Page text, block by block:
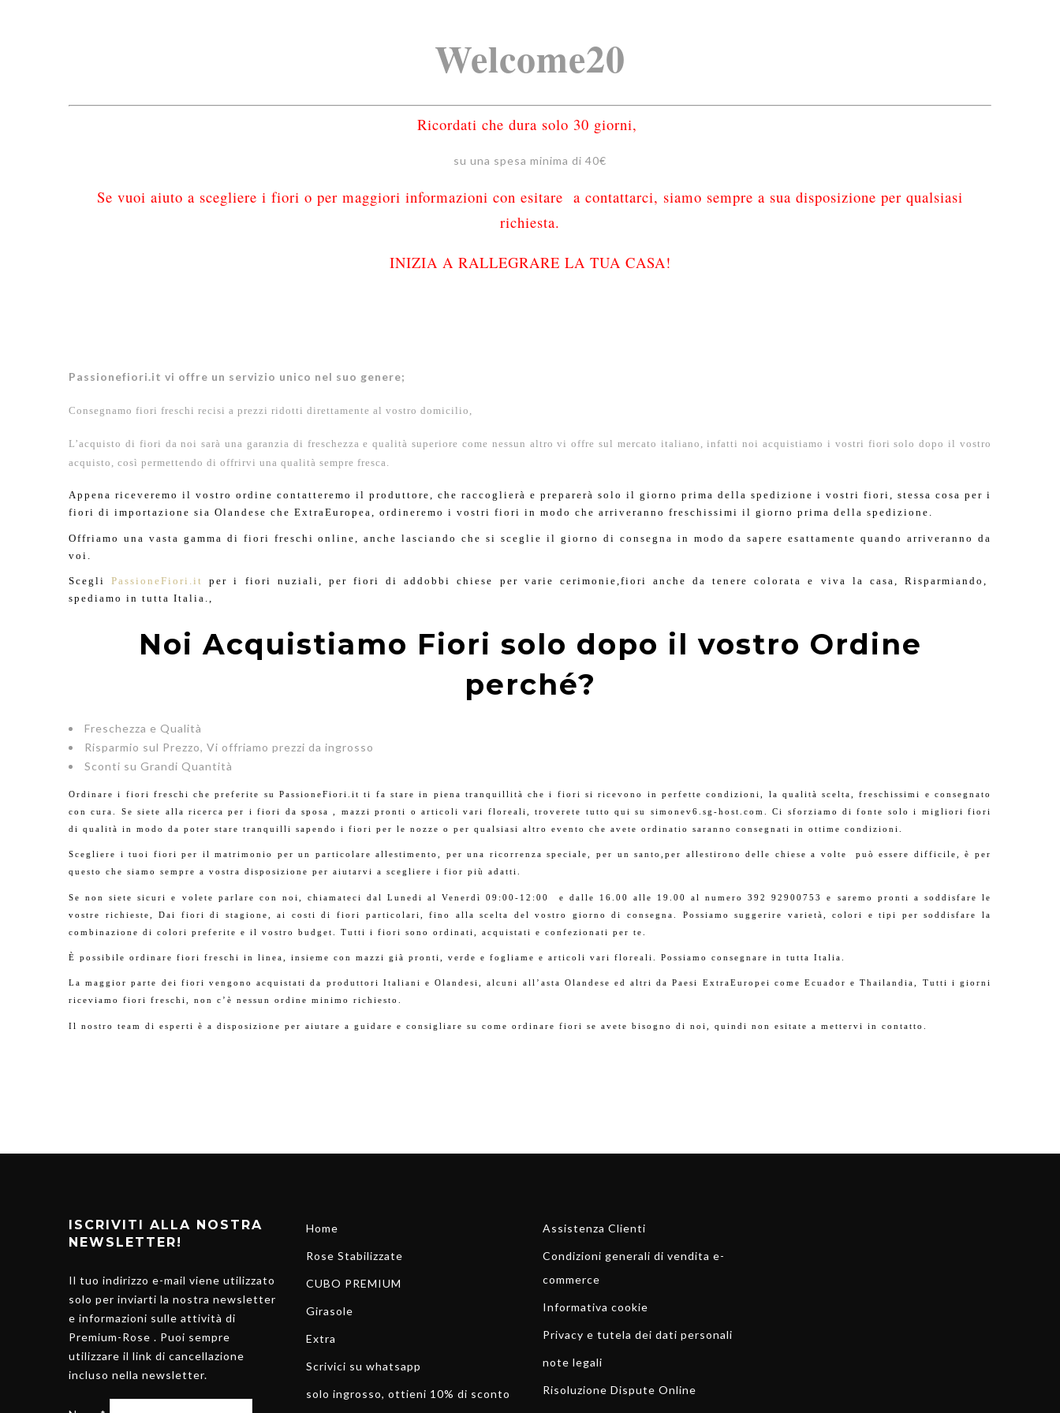
Welcome20
Ricordati che dura solo 30 giorni,
su una spesa minima di 40€
Se vuoi aiuto a scegliere i fiori o per maggiori informazioni con esitare a contattarci, siamo sempre a sua disposizione per qualsiasi
richiesta.
INIZIA A RALLEGRARE LA TUA CASA!
Passionefiori.it vi offre un servizio unico nel suo genere;
Consegnamo fiori freschi recisi a prezzi ridotti direttamente al vostro domicilio,
L’acquisto di fiori da noi sarà una garanzia di freschezza e qualità superiore come nessun altro vi offre sul mercato italiano, infatti noi acquistiamo i vostri fiori solo dopo il vostro
acquisto, così permettendo di offrirvi una qualità sempre fresca.
Appena riceveremo il vostro ordine contatteremo il produttore, che raccoglierà e preparerà solo il giorno prima della spedizione i vostri fiori, stessa cosa per i
fiori di importazione sia Olandese che ExtraEuropea, ordineremo i vostri fiori in modo che arriveranno freschissimi il giorno prima della spedizione.
Offriamo una vasta gamma di fiori freschi online, anche lasciando che si sceglie il giorno di consegna in modo da sapere esattamente quando arriveranno da
voi.
ScegliPassioneFiori.it per i fiori nuziali, per fiori di addobbi chiese per varie cerimonie,fiori anche da tenere colorata e viva la casa, Risparmiando,
spediamo in tutta Italia.,
Noi Acquistiamo Fiori solo dopo il vostro Ordine
perché?
Freschezza e Qualità
Risparmio sul Prezzo, Vi offriamo prezzi da ingrosso
Sconti su Grandi Quantità
Ordinare i fiori freschi che preferite su PassioneFiori.it ti fa stare in piena tranquillità che i fiori si ricevono in perfette condizioni, la qualità scelta, freschissimi e consegnato
con cura. Se siete alla ricerca per i fiori da sposa , mazzi pronti o articoli vari floreali, troverete tutto qui su simonev6.sg-host.com. Ci sforziamo di fonte solo i migliori fiori
di qualità in modo da poter stare tranquilli sapendo i fiori per le nozze o per qualsiasi altro evento che avete ordinatio saranno consegnati in ottime condizioni.
Scegliere i tuoi fiori per il matrimonio per un particolare allestimento, per una ricorrenza speciale, per un santo,per allestirono delle chiese a volte può essere difficile, è per
questo che siamo sempre a vostra disposizione per aiutarvi a scegliere i fior più adatti.
Se non siete sicuri e volete parlare con noi, chiamateci dal Lunedi al Venerdì 09:00-12:00 e dalle 16.00 alle 19.00 al numero 392 92900753 e saremo pronti a soddisfare le
vostre richieste, Dai fiori di stagione, ai costi di fiori particolari, fino alla scelta del vostro giorno di consegna. Possiamo suggerire varietà, colori e tipi per soddisfare la
combinazione di colori preferite e il vostro budget. Tutti i fiori sono ordinati, acquistati e confezionati per te.
È possibile ordinare fiori freschi in linea, insieme con mazzi già pronti, verde e fogliame e articoli vari floreali. Possiamo consegnare in tutta Italia.
La maggior parte dei fiori vengono acquistati da produttori Italiani e Olandesi, alcuni all’asta Olandese ed altri da Paesi ExtraEuropei come Ecuador e Thailandia, Tutti i giorni
riceviamo fiori freschi, non c’è nessun ordine minimo richiesto.
Il nostro team di esperti è a disposizione per aiutare a guidare e consigliare su come ordinare fiori se avete bisogno di noi, quindi non esitate a mettervi in contatto.
ISCRIVITI ALLA NOSTRA
NEWSLETTER!
Il tuo indirizzo e-mail viene utilizzato
solo per inviarti la nostra newsletter
e informazioni sulle attività di
Premium-Rose . Puoi sempre
utilizzare il link di cancellazione
incluso nella newsletter.
Home
Rose Stabilizzate
CUBO PREMIUM
Girasole
Extra
Scrivici su whatsapp
solo ingrosso, ottieni 10% di sconto
Assistenza Clienti
Condizioni generali di vendita e-
commerce
Informativa cookie
Privacy e tutela dei dati personali
note legali
Risoluzione Dispute Online